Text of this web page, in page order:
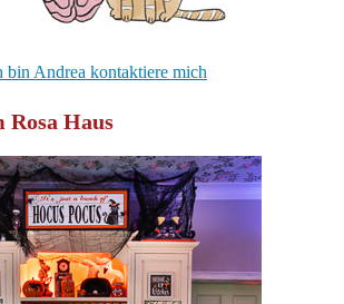
bin Andrea kontaktiere mich
Rosa Haus